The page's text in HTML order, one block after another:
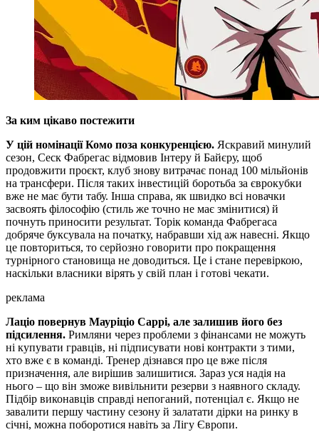
За ким цікаво постежити
У цій номінації Комо поза конкуренцією. Яскравий минулий
сезон, Сеск Фабрегас відмовив Інтеру й Байєру, щоб
продовжити проєкт, клуб знову витрачає понад 100 мільйонів
на трансфери. Після таких інвестицій боротьба за єврокубки
вже не має бути табу. Інша справа, як швидко всі новачки
засвоять філософію (стиль же точно не має змінитися) й
почнуть приносити результат. Торік команда Фабрегаса
добряче буксувала на початку, набравши хід аж навесні. Якщо
це повториться, то серйозно говорити про покращення
турнірного становища не доводиться. Це і стане перевіркою,
наскільки власники вірять у свій план і готові чекати.
реклама
Лаціо повернув Мауріціо Саррі, але залишив його без
підсилення. Римляни через проблеми з фінансами не можуть
ні купувати гравців, ні підписувати нові контракти з тими,
хто вже є в команді. Тренер дізнався про це вже після
призначення, але вирішив залишитися. Зараз уся надія на
нього – що він зможе вивільнити резерви з наявного складу.
Підбір виконавців справді непоганий, потенціал є. Якщо не
завалити першу частину сезону й залатати дірки на ринку в
січні, можна поборотися навіть за Лігу Європи.